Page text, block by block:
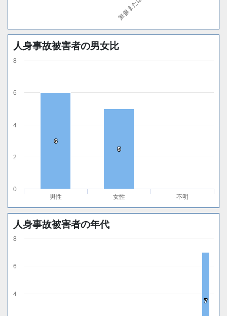
人身事故被害者の男女比
6
6
5
5
男性 女性 不明
0
2
4
6
8
人身事故被害者の年代
7
7
4
6
8